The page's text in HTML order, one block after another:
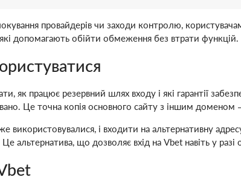
провайдерів чи заходи контролю,
допомагають обійти обмеження без втрати функцій.
працює резервний шлях входу і які гарантії
Це точна копія основного сайту з іншим доменом —
використовувалися, і входити на альтернативну
альтернатива, що дозволяє вхід на Vbet навіть у